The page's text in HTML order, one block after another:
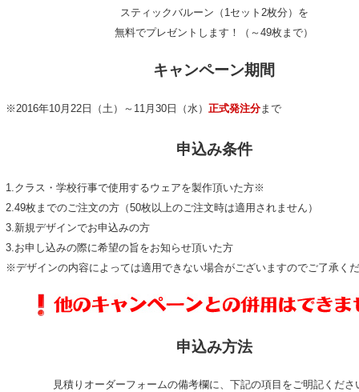
スティックバルーン（1セット2枚分）を
無料でプレゼントします！（～49枚まで）
キャンペーン期間
※2016年10月22日（土）～11月30日（水） 正式発注分まで
申込み条件
1.クラス・学校行事で使用するウェアを製作頂いた方※
2.49枚までのご注文の方（50枚以上のご注文時は適用されません）
3.新規デザインでお申込みの方
3.お申し込みの際に希望の旨をお知らせ頂いた方
※デザインの内容によっては適用できない場合がございますのでご了承く
申込み方法
見積りオーダーフォームの備考欄に、下記の項目をご明記くださ